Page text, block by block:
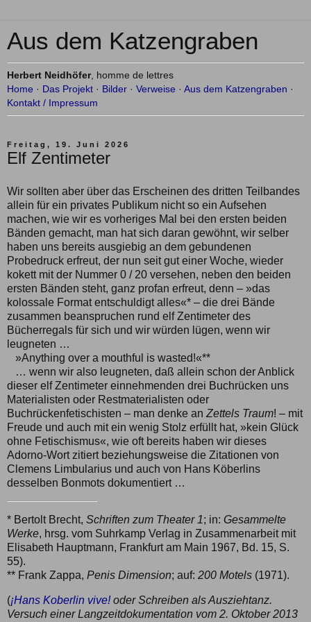
Aus dem Katzengraben
Herbert Neidhöfer, homme de lettres
Home · Das Projekt · Bilder · Verweise · Aus dem Katzengraben ·
Kontakt / Impressum
Freitag, 19. Juni 2026
Elf Zentimeter
Wir sollten aber über das Erscheinen des dritten Teilbandes
allein für ein privates Publikum nicht so ein Aufsehen
machen, wie wir es vorheriges Mal bei den ersten beiden
Bänden gemacht, man hat sich daran gewöhnt, wir selber
haben uns bereits ausgiebig an dem gebundenen
Probedruck erfreut, der nun seit gut einer Woche, wieder
kokett mit der Nummer 0 / 20 versehen, neben den beiden
ersten Bänden steht, ganz profan erfreut, denn – »das
kolossale Format entschuldigt alles«* – die drei Bände
zusammen beanspruchen rund elf Zentimeter des
Bücherregals für sich und wir würden lügen, wenn wir
leugneten …
»Anything over a mouthful is wasted!«**
… wenn wir also leugneten, daß allein schon der Anblick
dieser elf Zentimeter einnehmenden drei Buchrücken uns
Materialisten oder Restmaterialisten oder
Buchrückenfetischisten ‒ man denke an Zettels Traum! ‒ mit
Freude und auch mit ein wenig Stolz erfüllt hat, »kein Glück
ohne Fetischismus«, wie oft bereits haben wir dieses
Adorno-Wort zitiert beziehungsweise die Zitationen von
Clemens Limbularius und auch von Hans Köberlins
desselben Bonmots dokumentiert …
* Bertolt Brecht, Schriften zum Theater 1; in: Gesammelte
Werke, hrsg. vom Suhrkamp Verlag in Zusammenarbeit mit
Elisabeth Hauptmann, Frankfurt am Main 1967, Bd. 15, S.
55).
** Frank Zappa, Penis Dimension; auf: 200 Motels (1971).
(¡Hans Koberlin vive!oder Schreiben als Ausziehtanz.
Versuch einer Langzeitdokumentation vom 2. Oktober 2013